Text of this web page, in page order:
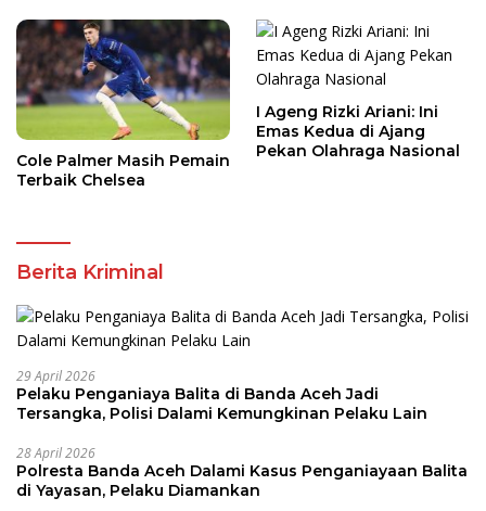
Cole Palmer Masih Pemain
Terbaik Chelsea
I Ageng Rizki Ariani: Ini
Emas Kedua di Ajang
Pekan Olahraga Nasional
Berita Kriminal
29 April 2026
Pelaku Penganiaya Balita di Banda Aceh Jadi
Tersangka, Polisi Dalami Kemungkinan Pelaku Lain
28 April 2026
Polresta Banda Aceh Dalami Kasus Penganiayaan Balita
di Yayasan, Pelaku Diamankan